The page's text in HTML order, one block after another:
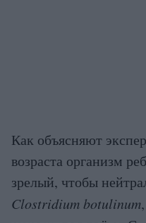
Как объясняют
возраста организм
зрелый, чтобы
Clostridium botulinum